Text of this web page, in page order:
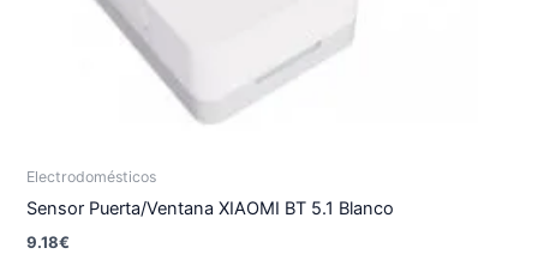
Electrodomésticos
Sensor Puerta/Ventana XIAOMI BT 5.1 Blanco
9.18€